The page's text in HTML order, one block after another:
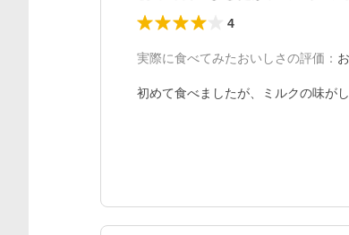
4
実際に食べてみたおいしさの評価 ：
初めて食べましたが、ミルクの味が